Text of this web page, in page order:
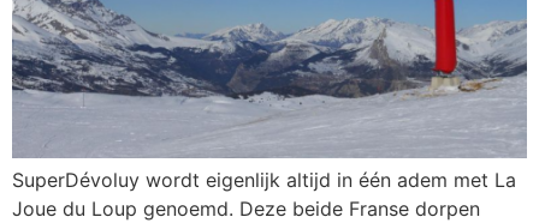
SuperDévoluy wordt eigenlijk altijd in één adem met La
Joue du Loup genoemd. Deze beide Franse dorpen